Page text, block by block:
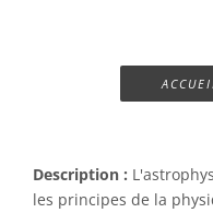
Description :
les principes de la